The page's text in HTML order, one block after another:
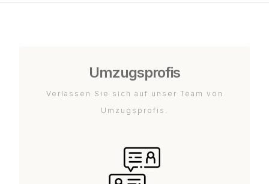
Umzugsprofis
Verlassen Sie sich auf unser Team von
Umzugsprofis.